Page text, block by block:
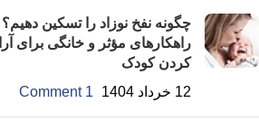
چگونه نفخ نوزاد را تسکین دهیم؟
راهکارهای مؤثر و خانگی برای
کردن کودک
12 خرداد 1404
1 Comment